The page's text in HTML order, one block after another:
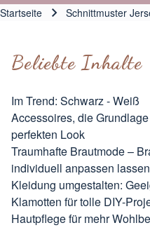
Startseite Schnittmuster
Beliebte Inhalte
Im Trend: Schwarz - Weiß
Accessoires, die
perfekten Look
Traumhafte Brautmode –
individuell anpassen lassen
Kleidung umgestalten:
Klamotten für tolle DIY-
Hautpflege für mehr